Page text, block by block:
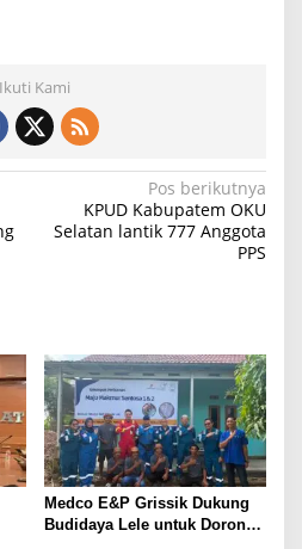
Ikuti Kami
Pos berikutnya
KPUD Kabupatem OKU
Selatan lantik 777 Anggota
PPS
Medco E&P Grissik Dukung
Budidaya Lele untuk Dorong